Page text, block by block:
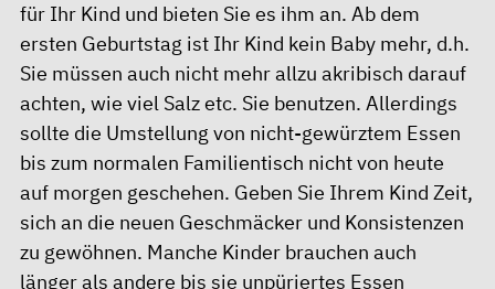
für Ihr Kind und bieten Sie es ihm an. Ab dem
ersten Geburtstag ist Ihr Kind kein Baby mehr, d.h.
Sie müssen auch nicht mehr allzu akribisch darauf
achten, wie viel Salz etc. Sie benutzen. Allerdings
sollte die Umstellung von nicht-gewürztem Essen
bis zum normalen Familientisch nicht von heute
auf morgen geschehen. Geben Sie Ihrem Kind Zeit,
sich an die neuen Geschmäcker und Konsistenzen
zu gewöhnen. Manche Kinder brauchen auch
länger als andere bis sie unpüriertes Essen